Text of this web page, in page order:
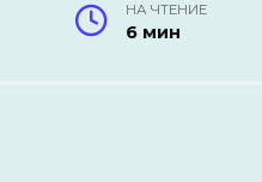
НА ЧТЕНИЕ
6 мин